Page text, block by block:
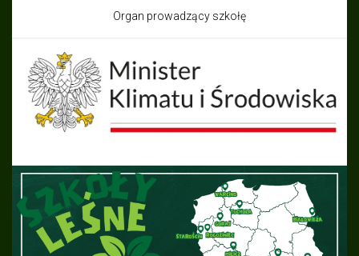
Organ prowadzący szkołę